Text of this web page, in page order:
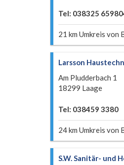
Tel: 038325
21 km Umkreis von
Larsson
Am Pludderbach 1
18299 Laage
Tel: 038459 3380
24 km Umkreis von
S.W. Sanitär- und